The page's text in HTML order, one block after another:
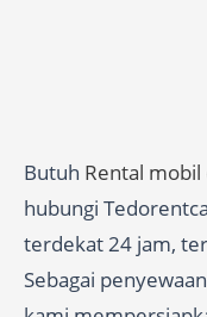
Butuh Rental
hubungi
terdekat 24 jam,
Sebagai